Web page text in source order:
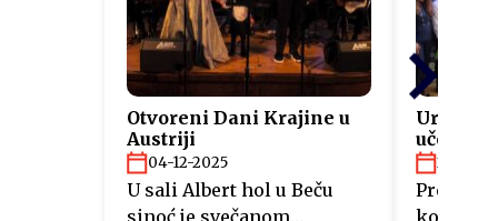
Otvoreni Dani Krajine u
Austriji
04-12-2025
U sali Albert hol u Beču
sinoć je svečanom
26-11-